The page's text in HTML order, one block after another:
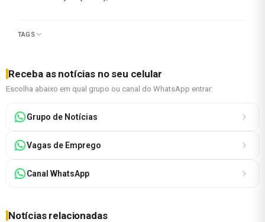
TAGS
Receba as notícias no seu celular
Escolha abaixo em qual grupo ou canal do WhatsApp entrar:
Grupo de Notícias
Vagas de Emprego
Canal WhatsApp
Notícias relacionadas